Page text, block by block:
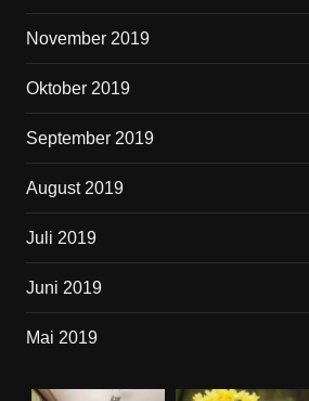
November 2019
Oktober 2019
September 2019
August 2019
Juli 2019
Juni 2019
Mai 2019